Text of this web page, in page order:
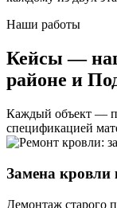
Наши работы
Кейсы —
районе и
Каждый объект —
спецификацией
Замена кровли
Демонтаж старого